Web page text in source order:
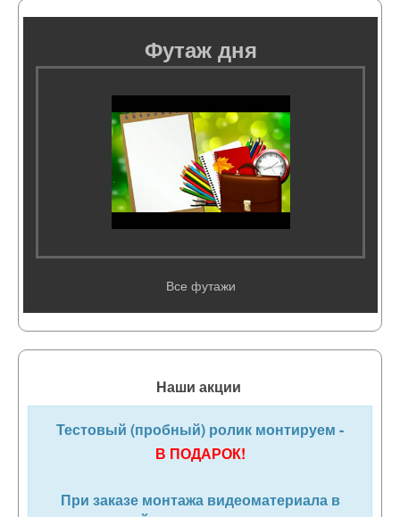
Футаж дня
Все футажи
Наши акции
Тестовый (пробный) ролик монтируем -
В ПОДАРОК!
При заказе монтажа видеоматериала в